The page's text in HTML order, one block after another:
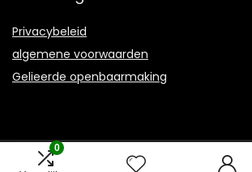
0
Privacybeleid
algemene voorwaarden
Gelieerde openbaarmaking
2021 © Grainesdemergences.be Alle